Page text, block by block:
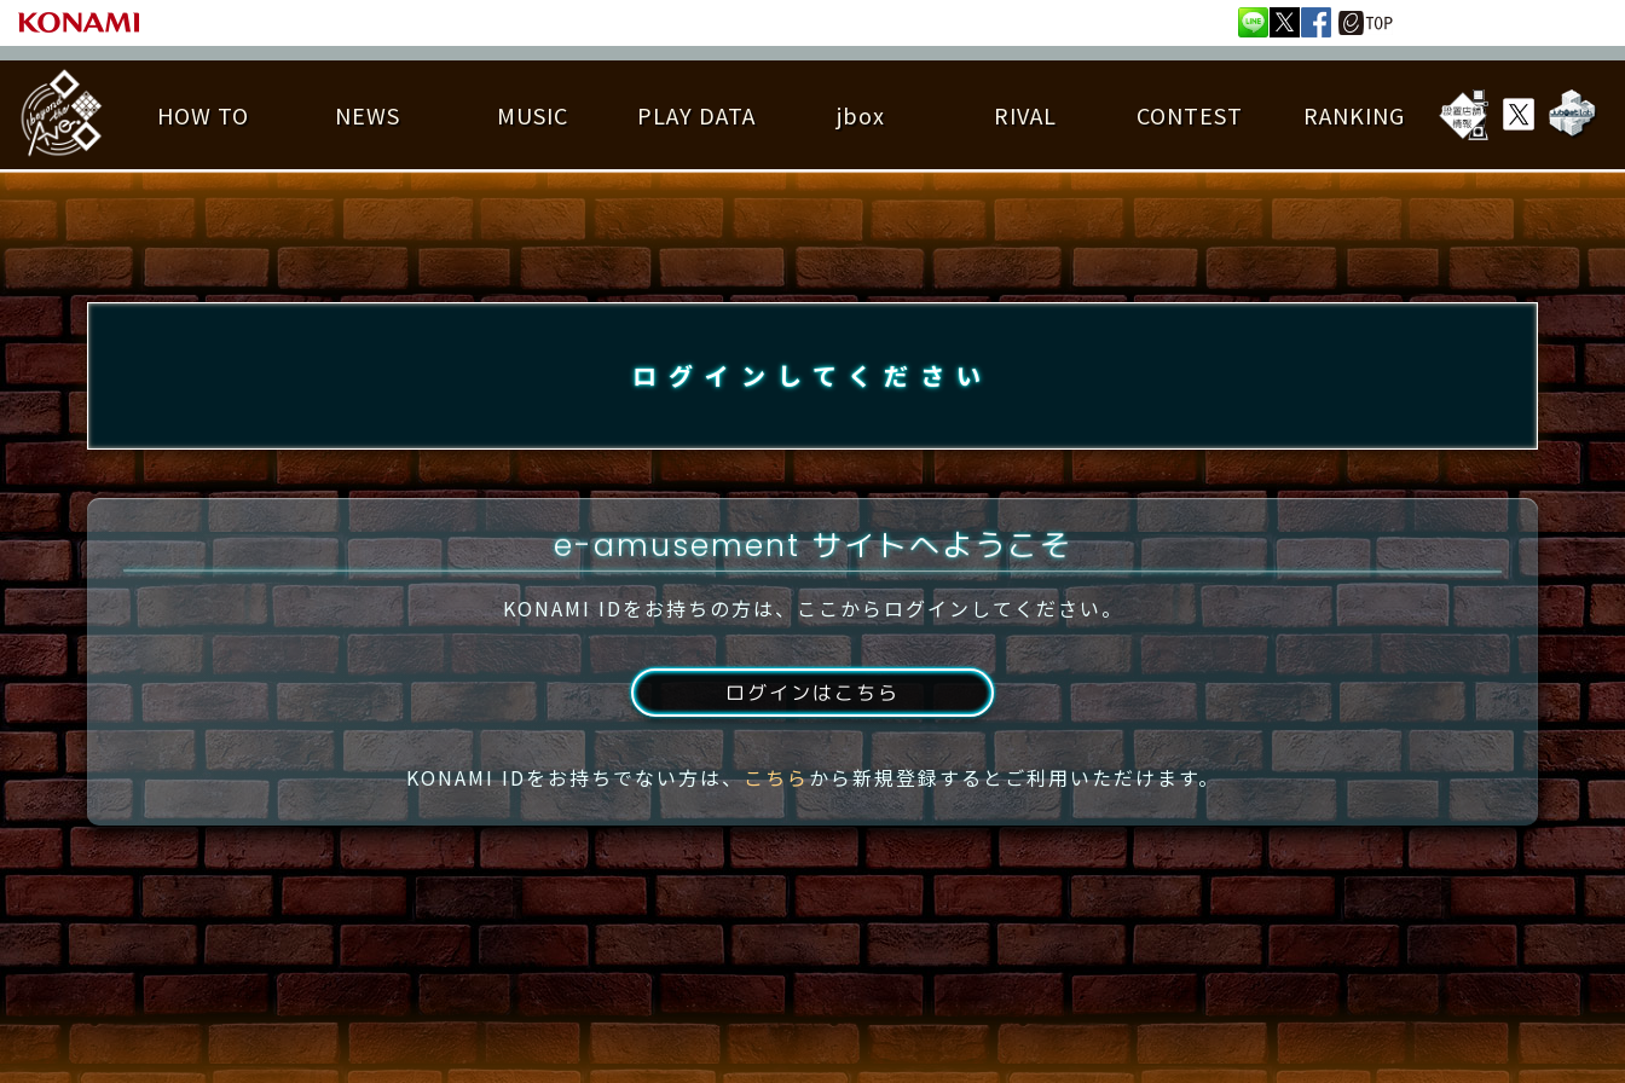
HOW TO
基本の遊び方 遊び方ガイド
NEWS MUSIC
遊べる楽曲 アーティスト紹介
PLAY DATA
PLAY DATA TOP EMBLEM ゆびベル 楽曲データ 詳細楽曲データ
称号 プレー履歴 プレーグラフ ねんごろチャレンジ EDIT譜面
jbox RIVAL
ライバル一覧 逆ライバル一覧 ライバル比較 プレーヤー検索 フレンドリスト
CONTEST
大会参加 大会開催 大会参加情報 大会とは？
RANKING
LICENSE HIT CHART ORIGINAL HIT CHART BEST SCORE RANKING TOTAL BEST SCORE RANKING
ログインしてください
e-amusement サイトへようこそ
KONAMI IDをお持ちの方は、ここからログインしてください。
ログインはこちら
KONAMI IDをお持ちでない方は、こちらから新規登録するとご利用いただけます。